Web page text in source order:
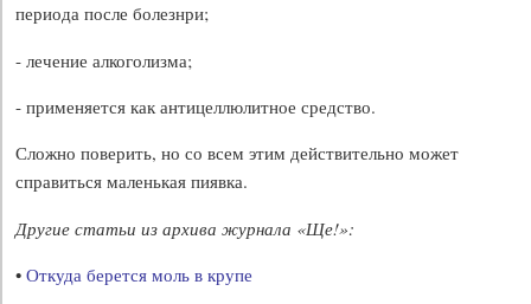
периода после болезнри;
- лечение алкоголизма;
- применяется как антицеллюлитное средство.
Сложно поверить, но со всем этим действительно может
справиться маленькая пиявка.
Другие статьи из архива журнала «Ще!»:
•Откуда берется моль в крупе